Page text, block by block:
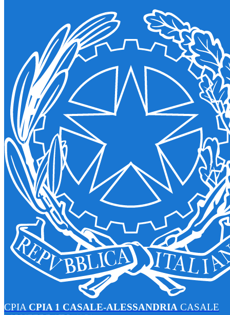
CPIA CPIA 1 CASALE-ALESSANDRIA CASALE